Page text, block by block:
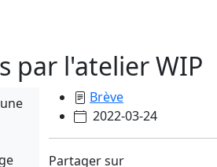
par l'atelier WIP
une
Brève
2022-03-24
Partager sur